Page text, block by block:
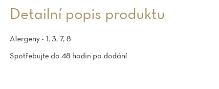
Detailní popis produktu
Alergeny - 1, 3, 7, 8
Spotřebujte do 48 hodin po dodání